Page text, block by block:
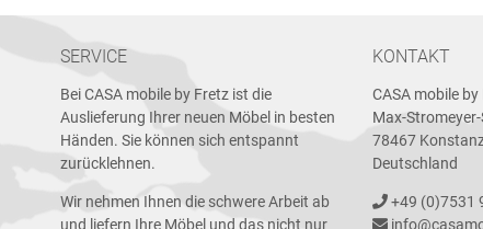
SERVICE
Bei CASA mobile by Fretz ist die
Auslieferung Ihrer neuen Möbel in besten
Händen. Sie können sich entspannt
zurücklehnen.
Wir nehmen Ihnen die schwere Arbeit ab
und liefern Ihre Möbel und das nicht nur
KONTAKT
CASA mobile
Max-
78467
Deutschland
+49 (0)7531